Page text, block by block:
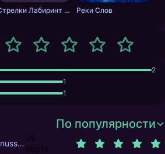
Стрелки Лабиринт - Цветной путь Реки Слов
2
1
1
По популярности
Sunusstex
26
марта